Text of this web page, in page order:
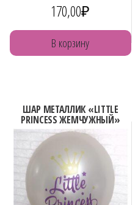
170,00₽
В корзину
ШАР МЕТАЛЛИК «LITTLE
PRINCESS ЖЕМЧУЖНЫЙ»